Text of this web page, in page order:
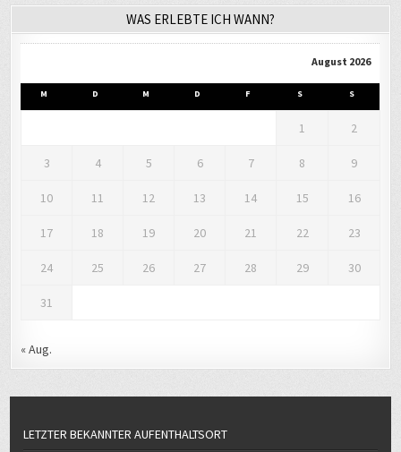
WAS ERLEBTE ICH WANN?
August 2026
M D M D F S S
1 2
3 4 5 6 7 8 9
10 11 12 13 14 15 16
17 18 19 20 21 22 23
24 25 26 27 28 29 30
31
« Aug.
LETZTER BEKANNTER AUFENTHALTSORT